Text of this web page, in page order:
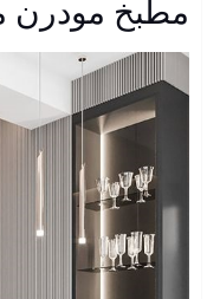
مطبخ مودرن